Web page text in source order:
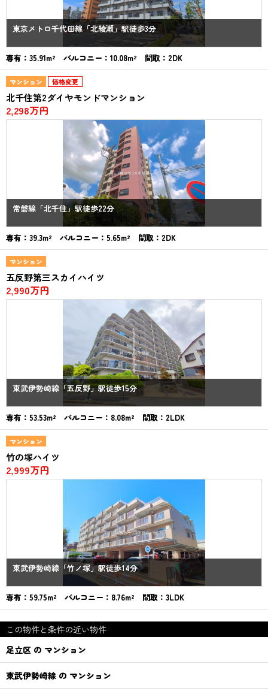
東京メトロ千代田線「北綾瀬」駅徒歩3分
専有：35.91m² バルコニー：10.08m² 間取：2DK
マンション 価格変更
北千住第2ダイヤモンドマンション
2,298万円
常磐線「北千住」駅徒歩22分
専有：39.3m² バルコニー：5.65m² 間取：2DK
マンション
五反野第三スカイハイツ
2,990万円
東武伊勢崎線「五反野」駅徒歩15分
専有：53.53m² バルコニー：8.08m² 間取：2LDK
マンション
竹の塚ハイツ
2,999万円
東武伊勢崎線「竹ノ塚」駅徒歩14分
専有：59.75m² バルコニー：8.76m² 間取：3LDK
この物件と条件の近い物件
足立区 の マンション
東武伊勢崎線 の マンション